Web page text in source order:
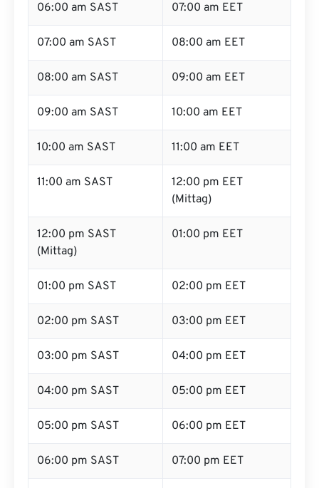
06:00 am SAST 07:00 am EET
07:00 am SAST 08:00 am EET
08:00 am SAST 09:00 am EET
09:00 am SAST 10:00 am EET
10:00 am SAST 11:00 am EET
11:00 am SAST
12:00 pm EET
(Mittag)
12:00 pm SAST
(Mittag)
01:00 pm EET
01:00 pm SAST 02:00 pm EET
02:00 pm SAST 03:00 pm EET
03:00 pm SAST 04:00 pm EET
04:00 pm SAST 05:00 pm EET
05:00 pm SAST 06:00 pm EET
06:00 pm SAST 07:00 pm EET